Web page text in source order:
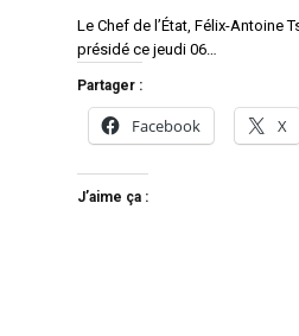
Le Chef de l’État, Félix-Antoine
présidé ce jeudi 06…
Partager :
Facebook X
J’aime ça :